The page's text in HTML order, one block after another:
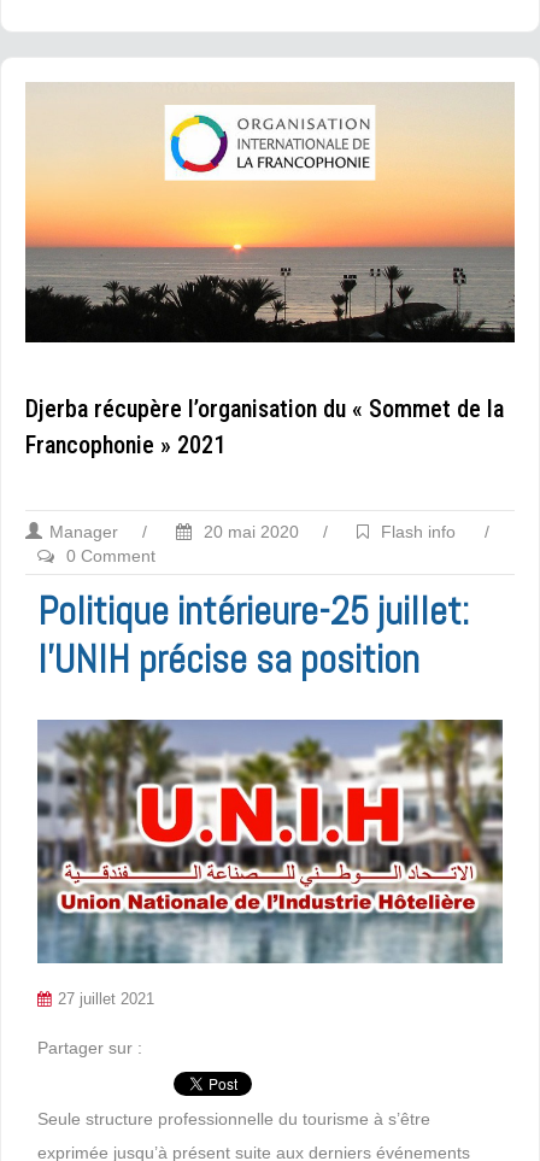
Djerba récupère l’organisation du « Sommet de la
Francophonie » 2021
Manager / 20 mai 2020 / Flash info
/
0 Comment
Politique intérieure-25 juillet:
l’UNIH précise sa position
27 juillet 2021
Partager sur :
Seule structure professionnelle du tourisme à s’être
exprimée jusqu’à présent suite aux derniers événements